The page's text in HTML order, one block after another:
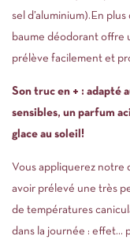
sel d’aluminium).En
baume déodorant offre
prélève facilement et
Son truc en + : adapté
sensibles, un parfum
glace au soleil!
Vous appliquerez notre
avoir prélevé une très
de températures
dans la journée : effet…